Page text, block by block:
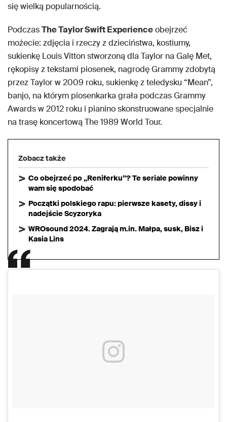
się wielką popularnością.
PodczasThe Taylor Swift Experienceobejrzeć
możecie: zdjęcia i rzeczy z dzieciństwa, kostiumy,
sukienkę Louis Vitton stworzoną dla Taylor na Galę Met,
rękopisy z tekstami piosenek, nagrodę Grammy zdobytą
przez Taylor w 2009 roku, sukienkę z teledysku “Mean”,
banjo, na którym piosenkarka grała podczas Grammy
Awards w 2012 roku i pianino skonstruowane specjalnie
na trasę koncertową The 1989 World Tour.
Zobacz także
Co obejrzeć po „Reniferku”? Te seriale powinny
wam się spodobać
Początki polskiego rapu: pierwsze kasety, dissy i
nadejście Scyzoryka
WROsound 2024. Zagrają m.in. Małpa, susk, Bisz i
Kasia Lins